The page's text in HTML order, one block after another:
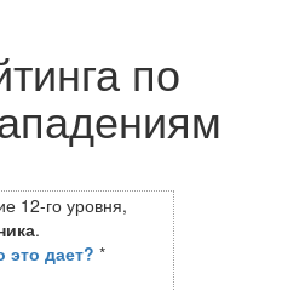
по
12-го уровня,
.
это дает? *